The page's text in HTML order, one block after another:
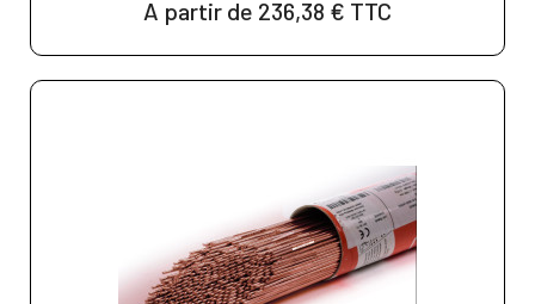
A partir de 236,38 € TTC